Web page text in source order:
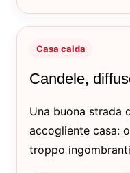
Casa calda
Candele,
Una buona strada
accogliente casa:
troppo